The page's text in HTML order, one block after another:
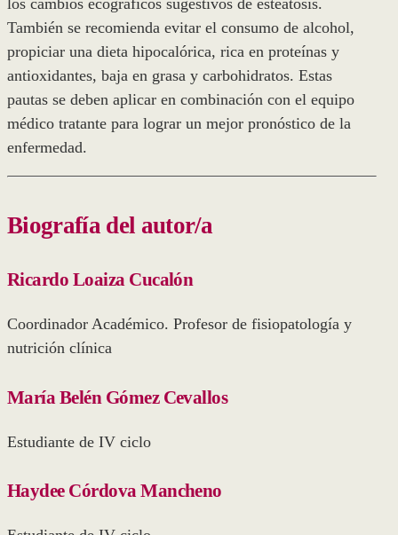
los cambios ecográficos sugestivos de esteatosis.
También se recomienda evitar el consumo de alcohol,
propiciar una dieta hipocalórica, rica en proteínas y
antioxidantes, baja en grasa y carbohidratos. Estas
pautas se deben aplicar en combinación con el equipo
médico tratante para lograr un mejor pronóstico de la
enfermedad.
Biografía del autor/a
Ricardo Loaiza Cucalón
Coordinador Académico. Profesor de fisiopatología y
nutrición clínica
María Belén Gómez Cevallos
Estudiante de IV ciclo
Haydee Córdova Mancheno